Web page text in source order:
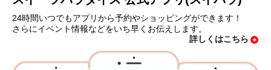
24時間いつでもアプリから予約やショッピングができます！
さらにイベント情報などをいち早くお伝えします。
詳しくはこちら